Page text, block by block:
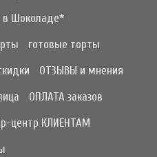
в Шоколаде*
готовые торты
ОТЗЫВЫ и мнения
ОПЛАТА заказов
центр КЛИЕНТАМ